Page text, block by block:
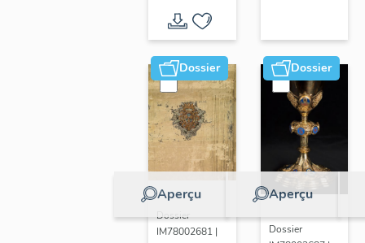
Dossier
Aperçu
Dossier
IM78002681 |
Dossier
Aperçu
Dossier